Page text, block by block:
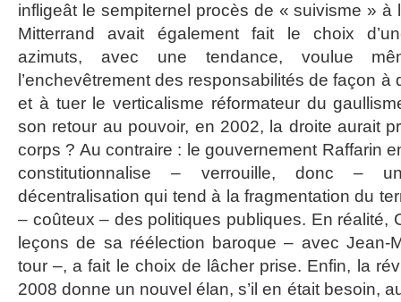
infligeât le sempiternel procès de « suivisme » à
Mitterrand avait également fait le choix
azimuts, avec une tendance, voulue
l’enchevêtrement des responsabilités de façon
et à tuer le verticalisme réformateur du
son retour au pouvoir, en 2002, la droite aurait
corps ? Au contraire : le gouvernement Raffarin
constitutionnalise – verrouille, donc –
décentralisation qui tend à la fragmentation du
– coûteux – des politiques publiques. En réalité,
leçons de sa réélection baroque – avec Jean-
tour –, a fait le choix de lâcher prise. Enfin, la
2008 donne un nouvel élan, s’il en était besoin,